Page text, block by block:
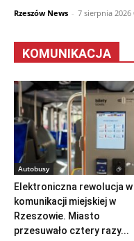
Rzeszów News - 7 sierpnia 2026
KOMUNIKACJA
Autobusy
Elektroniczna rewolucja w
komunikacji miejskiej w
Rzeszowie. Miasto
przesuwało cztery razy...